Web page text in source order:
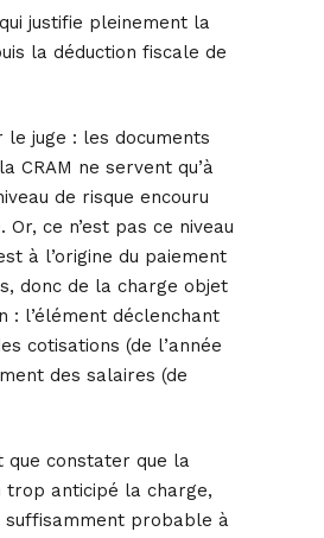
justifie pleinement la
la déduction fiscale de
le juge : les documents
CRAM ne servent qu’à
de risque encouru
ce n’est pas ce niveau
à l’origine du paiement
donc de la charge objet
: l’élément déclenchant
cotisations (de l’année
des salaires (de
que constater que la
trop anticipé la charge,
suffisamment probable à